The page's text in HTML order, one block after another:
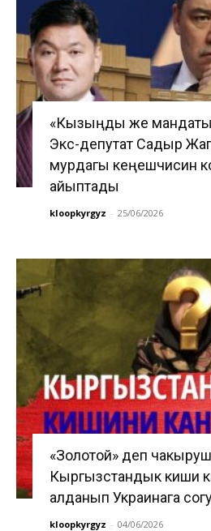
«Кызыңды же
Экс-депутат Садыр
мурдагы кеңешчисин
айыптады
kloopkyrgyz - 25/06/2026
«Золотой» деп
Кыргызстандык киши
алданып Украинага
kloopkyrgyz - 04/06/2026